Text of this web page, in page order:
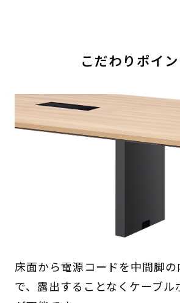
こだわりポイ
床面から電源コードを中間脚
で、露出することなくケーブル